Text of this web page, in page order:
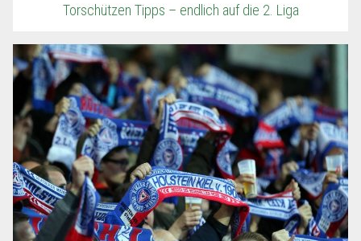
Torschützen Tipps – endlich auf die 2. Liga